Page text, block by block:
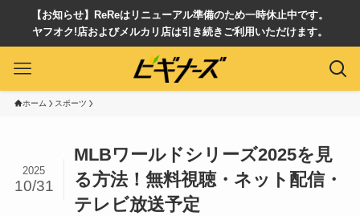
【お知らせ】ReReはリニューアル準備のため一時休止中です。
ヤフオク!店およびメルカリ店は引き続きご利用いただけます。
ホーム スポーツ
MLBワールドシリーズ2025を見
る方法！無料視聴・ネット配信・
テレビ放送予定
2025
10/31